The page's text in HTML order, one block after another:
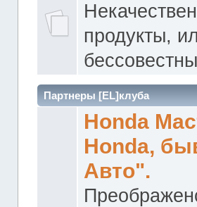
продукты,
Партнеры [EL]клуба
Honda
Honda,
Авто".